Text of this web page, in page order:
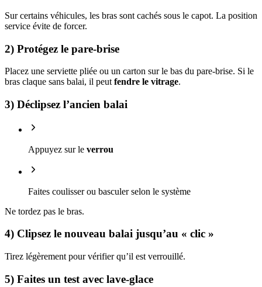
Sur certains véhicules, les bras sont cachés sous le capot. La position
service évite de forcer.
2) Protégez le pare-brise
Placez une serviette pliée ou un carton sur le bas du pare-brise. Si le
bras claque sans balai, il peut fendre le vitrage.
3) Déclipsez l’ancien balai
Appuyez sur le verrou
Faites coulisser ou basculer selon le système
Ne tordez pas le bras.
4) Clipsez le nouveau balai jusqu’au « clic »
Tirez légèrement pour vérifier qu’il est verrouillé.
5) Faites un test avec lave-glace